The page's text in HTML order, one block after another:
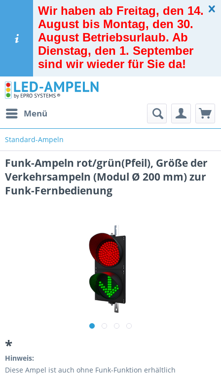
Wir haben ab Freitag, den 14.
August bis Montag, den 30.
August Betriebsurlaub. Ab
Dienstag, den 1. September
sind wir wieder für Sie da!
Menü
Standard-Ampeln
Funk-Ampeln rot/grün(Pfeil), Größe der
Verkehrsampeln (Modul Ø 200 mm) zur
Funk-Fernbedienung
*
Hinweis:
Diese Ampel ist auch ohne Funk-Funktion erhältlich